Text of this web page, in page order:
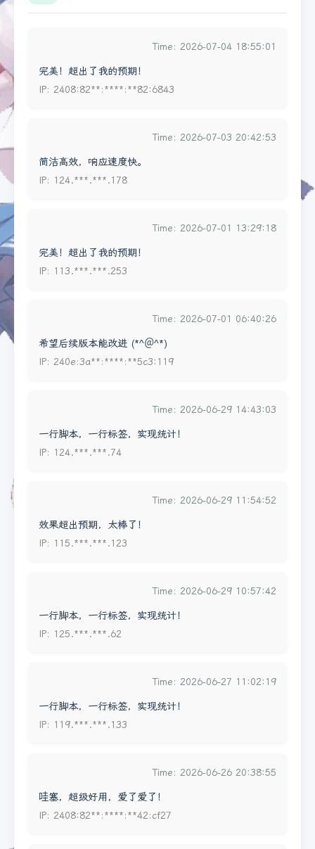
Time: 2026-07-04 18:55:01
完美！超出了我的预期！
IP: 2408:82**:****:**82:6843
Time: 2026-07-03 20:42:53
简洁高效，响应速度快。
IP: 124.***.***.178
Time: 2026-07-01 13:29:18
完美！超出了我的预期！
IP: 113.***.***.253
Time: 2026-07-01 06:40:26
希望后续版本能改进 (*^＠^*)
IP: 240e:3a**:****:**5c3:119
Time: 2026-06-29 14:43:03
一行脚本，一行标签，实现统计！
IP: 124.***.***.74
Time: 2026-06-29 11:54:52
效果超出预期，太棒了！
IP: 115.***.***.123
Time: 2026-06-29 10:57:42
一行脚本，一行标签，实现统计！
IP: 125.***.***.62
Time: 2026-06-27 11:02:19
一行脚本，一行标签，实现统计！
IP: 119.***.***.133
Time: 2026-06-26 20:38:55
哇塞，超级好用，爱了爱了！
IP: 2408:82**:****:**42:cf27